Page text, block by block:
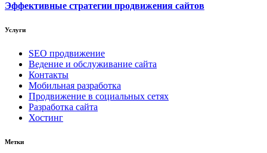
Эффективные стратегии продвижения сайтов
Услуги
SEO продвижение
Ведение и обслуживание сайта
Контакты
Мобильная разработка
Продвижение в социальных сетях
Разработка сайта
Хостинг
Метки